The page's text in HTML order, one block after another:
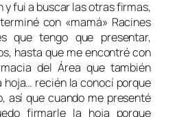
y fui a buscar las otras firmas,
con «mamá» Racines
que tengo que presentar,
hasta que me encontré con
del Área que también
recién la conocí porque
así que cuando me presenté
firmarle la hoja porque